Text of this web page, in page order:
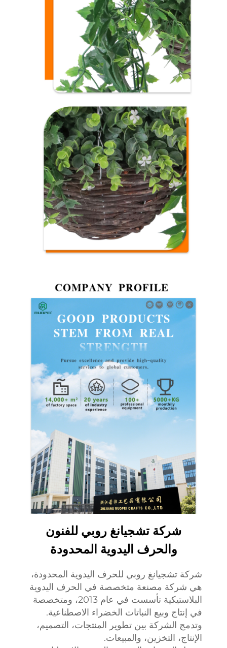
شركة تشجيانغ روبي للفنون
والحرف اليدوية المحدودة
شركة تشجيانغ روبي للحرف اليدوية المحدودة،
هي شركة مصنعة متخصصة في الحرف اليدوية
البلاستيكية تأسست في عام 2013، ومتخصصة
في إنتاج وبيع النباتات الخضراء الاصطناعية.
وتدمج الشركة بين تطوير المنتجات، التصميم،
الإنتاج، التخزين، والمبيعات.